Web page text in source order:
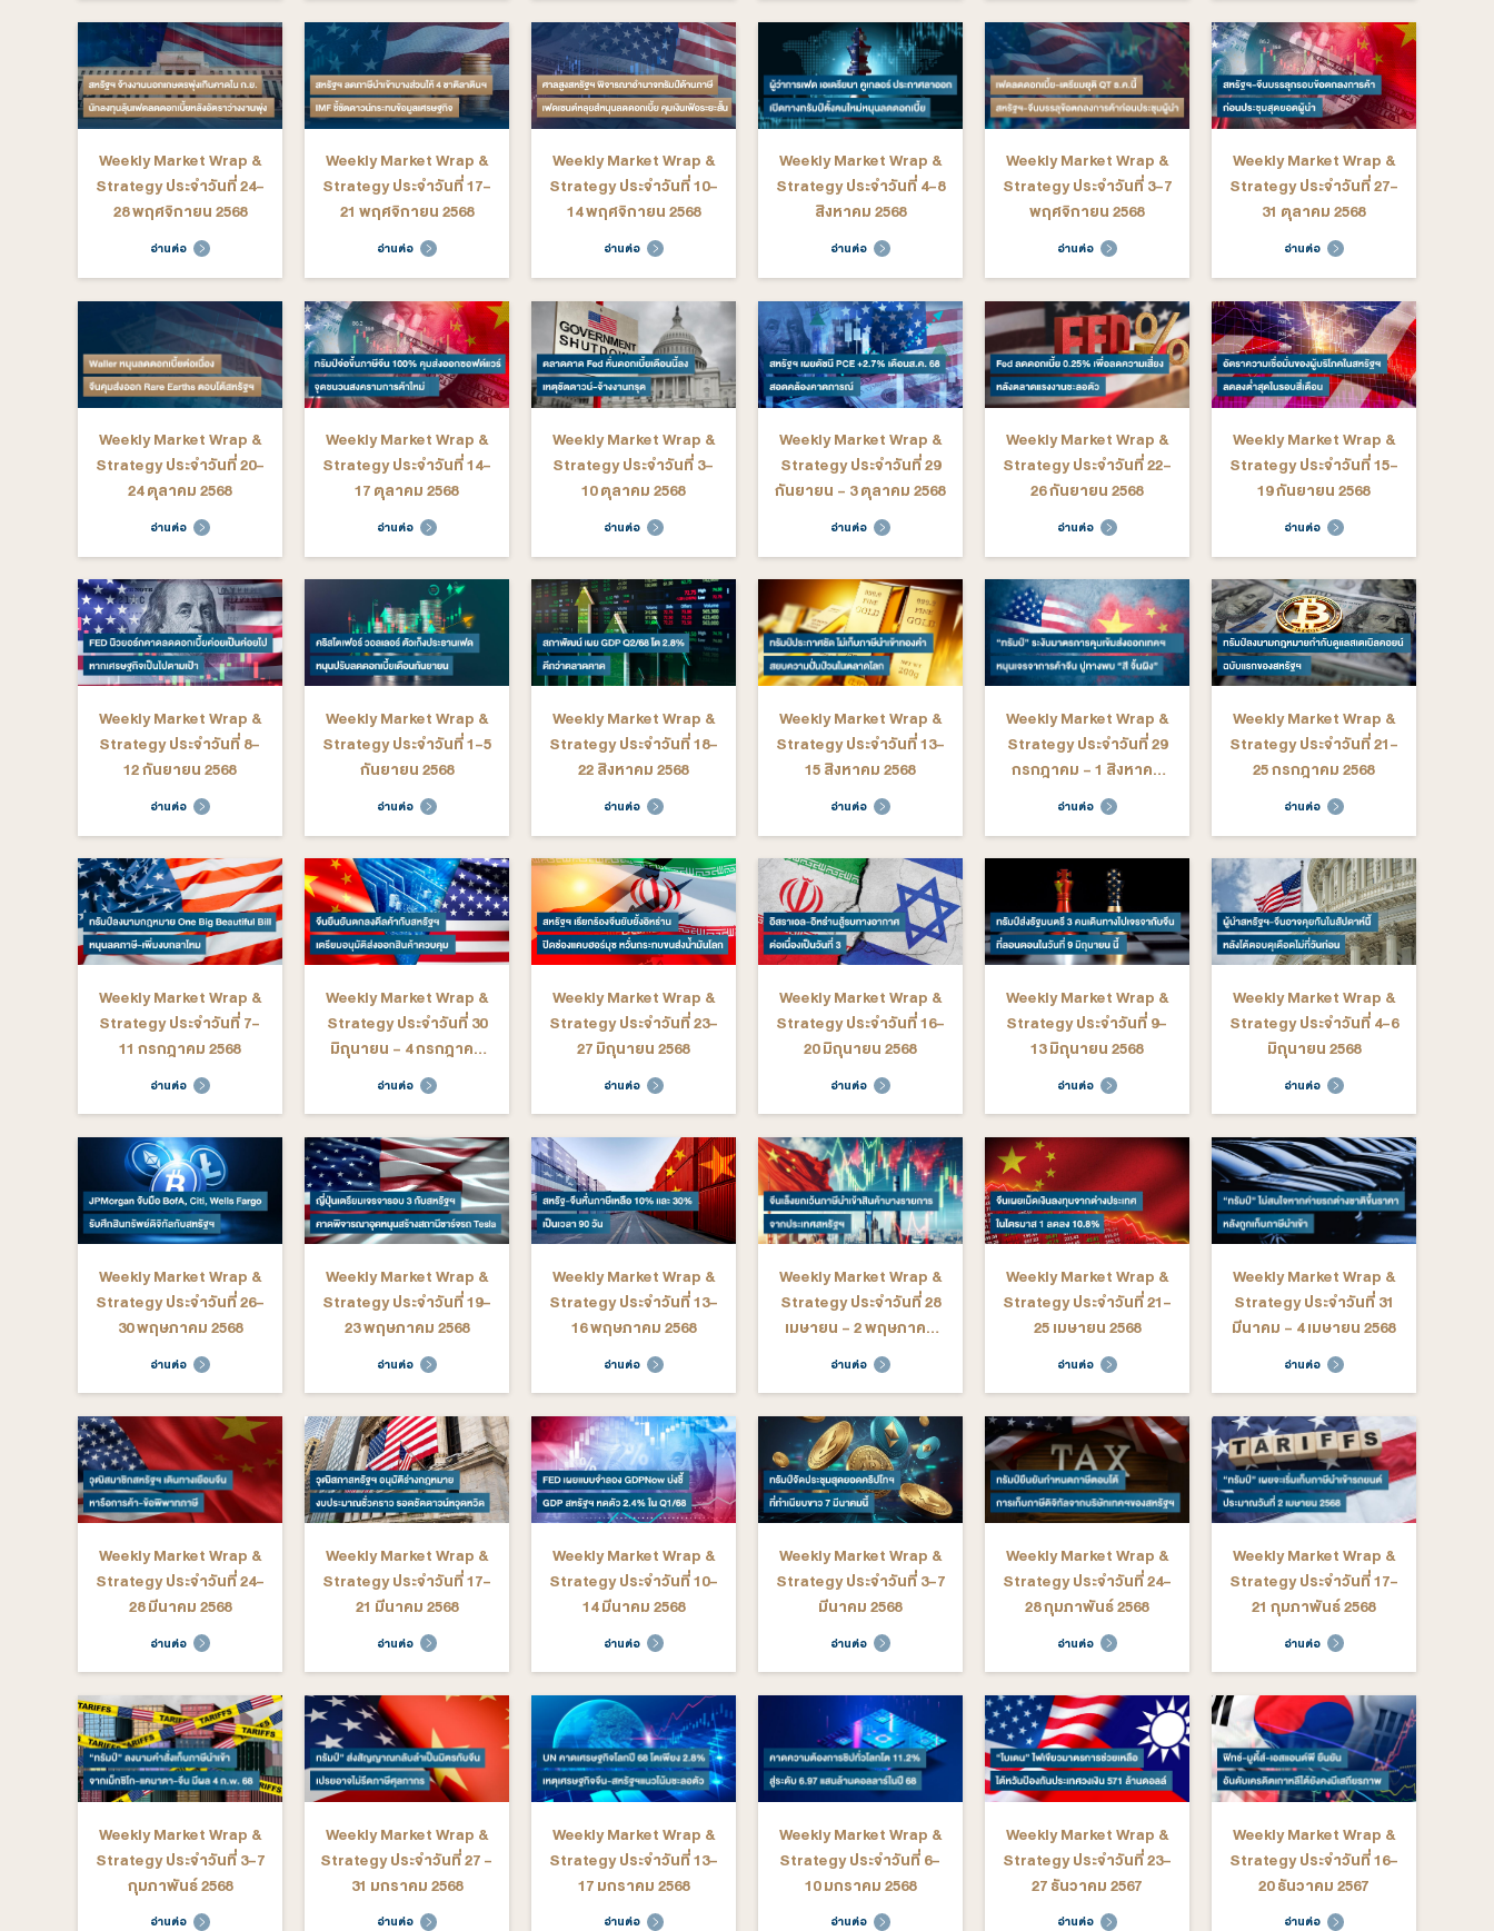
Weekly Market Wrap &
Strategy ประจำวันที่ 16-
20 กุมภาพันธ์ 2569
อ่านต่อ
Weekly Market Wrap &
Strategy ประจำวันที่ 9-
13 กุมภาพันธ์ 2569
อ่านต่อ
Weekly Market Wrap &
Strategy ประจำวันที่ 2-6
กุมภาพันธ์ 2569
อ่านต่อ
Weekly Market Wrap &
Strategy ประจำวันที่ 26-
30 มกราคม 2569
อ่านต่อ
Weekly Market Wrap &
Strategy ประจำวันที่ 19-
23 มกราคม 2569
อ่านต่อ
Weekly Market Wrap &
Strategy ประจำวันที่ 12 -
16 มกราคม 2569
อ่านต่อ
Weekly Market Wrap &
Strategy ประจำวันที่ 29
ธันวาคม 2568 - 2
มกราคม 2569
อ่านต่อ
Weekly Market Wrap &
Strategy ประจำวันที่ 22-
26 ธันวาคม 2568
อ่านต่อ
Weekly Market Wrap &
Strategy ประจำวันที่ 15-
19 ธันวาคม 2568
อ่านต่อ
Weekly Market Wrap &
Strategy ประจำวันที่ 8-
12 ธันวาคม 2568
อ่านต่อ
Weekly Market Wrap &
Strategy ประจำวันที่ 24-
28 พฤศจิกายน 2568
Weekly Market Wrap &
Strategy ประจำวันที่ 17-
21 พฤศจิกายน 2568
Weekly Market Wrap &
Strategy ประจำวันที่ 10-
14 พฤศจิกายน 2568
Weekly Market Wrap &
Strategy ประจำวันที่ 4-8
สิงหาคม 2568
Weekly Market Wrap &
Strategy ประจำวันที่ 3-7
พฤศจิกายน 2568
Weekly Market Wrap &
Strategy ประจำวันที่ 20-
อ่านต่อ
Weekly Market Wrap &
Strategy ประจำวันที่ 14-
อ่านต่อ
Weekly Market Wrap &
Strategy ประจำวันที่ 3-
อ่านต่อ
Weekly Market Wrap &
Strategy ประจำวันที่ 29
อ่านต่อ
Weekly Market Wrap &
Strategy ประจำวันที่ 22-
อ่านต่อ
Weekly Market Wrap &
Strategy ประจำวันที่ 8-
12 กันยายน 2568
อ่านต่อ
Weekly Market Wrap &
Strategy ประจำวันที่ 1-5
กันยายน 2568
อ่านต่อ
Weekly Market Wrap &
Strategy ประจำวันที่ 18-
22 สิงหาคม 2568
อ่านต่อ
Weekly Market Wrap &
Strategy ประจำวันที่ 13-
15 สิงหาคม 2568
อ่านต่อ
Weekly Market Wrap &
Strategy ประจำวันที่ 29
กรกฎาคม - 1 สิงหาคม
2568
อ่านต่อ
Weekly Market Wrap &
Strategy ประจำวันที่ 7-
11 กรกฎาคม 2568
อ่านต่อ
Weekly Market Wrap &
Strategy ประจำวันที่ 30
มิถุนายน - 4 กรกฎาคม
2568
อ่านต่อ
Weekly Market Wrap &
Strategy ประจำวันที่ 23-
27 มิถุนายน 2568
อ่านต่อ
Weekly Market Wrap &
Strategy ประจำวันที่ 16-
20 มิถุนายน 2568
อ่านต่อ
Weekly Market Wrap &
Strategy ประจำวันที่ 9-
13 มิถุนายน 2568
อ่านต่อ